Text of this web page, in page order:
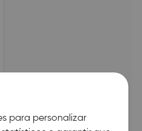
para personalizar